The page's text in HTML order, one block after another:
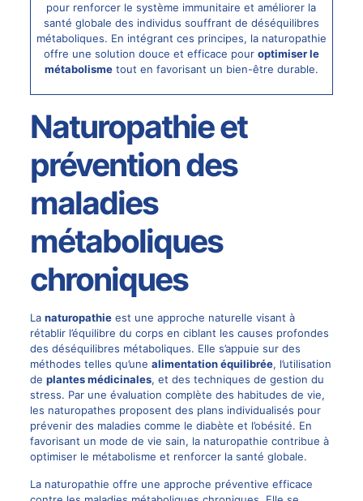
pour renforcer le système immunitaire et améliorer la
santé globale des individus souffrant de déséquilibres
métaboliques. En intégrant ces principes, la naturopathie
offre une solution douce et efficace pour optimiser le
métabolismetout en favorisant un bien-être durable.
Naturopathieet
prévention des
maladies
métaboliques
chroniques
La naturopathieest une approche naturelle visant à
rétablir l’équilibre du corps en ciblant les causes profondes
des déséquilibres métaboliques. Elle s’appuie sur des
méthodes telles qu’une alimentation équilibrée, l’utilisation
de plantes médicinales, et des techniques de gestion du
stress. Par une évaluation complète des habitudes de vie,
les naturopathes proposent des plans individualisés pour
prévenir des maladies comme le diabète et l’obésité. En
favorisant un mode de vie sain, la naturopathie contribue à
optimiser le métabolisme et renforcer la santé globale.
La naturopathie offre une approche préventive efficace